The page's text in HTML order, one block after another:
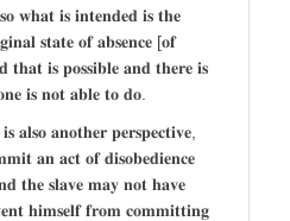
𝐰𝐡𝐚𝐭 𝐢𝐬 𝐢𝐧𝐭𝐞𝐧𝐝𝐞𝐝 𝐢𝐬 𝐭𝐡𝐞
𝐬𝐭𝐚𝐭𝐞 𝐨𝐟 𝐚𝐛𝐬𝐞𝐧𝐜𝐞 [𝐨𝐟
𝐢𝐬 𝐩𝐨𝐬𝐬𝐢𝐛𝐥𝐞 𝐚𝐧𝐝 𝐭𝐡𝐞𝐫𝐞 𝐢𝐬
𝐢𝐬 𝐧𝐨𝐭 𝐚𝐛𝐥𝐞 𝐭𝐨 𝐝𝐨.
𝐚𝐥𝐬𝐨 𝐚𝐧𝐨𝐭𝐡𝐞𝐫 𝐩𝐞𝐫𝐬𝐩𝐞𝐜𝐭𝐢𝐯𝐞,
𝐚𝐧 𝐚𝐜𝐭 𝐨𝐟 𝐝𝐢𝐬𝐨𝐛𝐞𝐝𝐢𝐞𝐧𝐜𝐞
𝐭𝐡𝐞 𝐬𝐥𝐚𝐯𝐞 𝐦𝐚𝐲 𝐧𝐨𝐭 𝐡𝐚𝐯𝐞
𝐡𝐢𝐦𝐬𝐞𝐥𝐟 𝐟𝐫𝐨𝐦 𝐜𝐨𝐦𝐦𝐢𝐭𝐭𝐢𝐧𝐠